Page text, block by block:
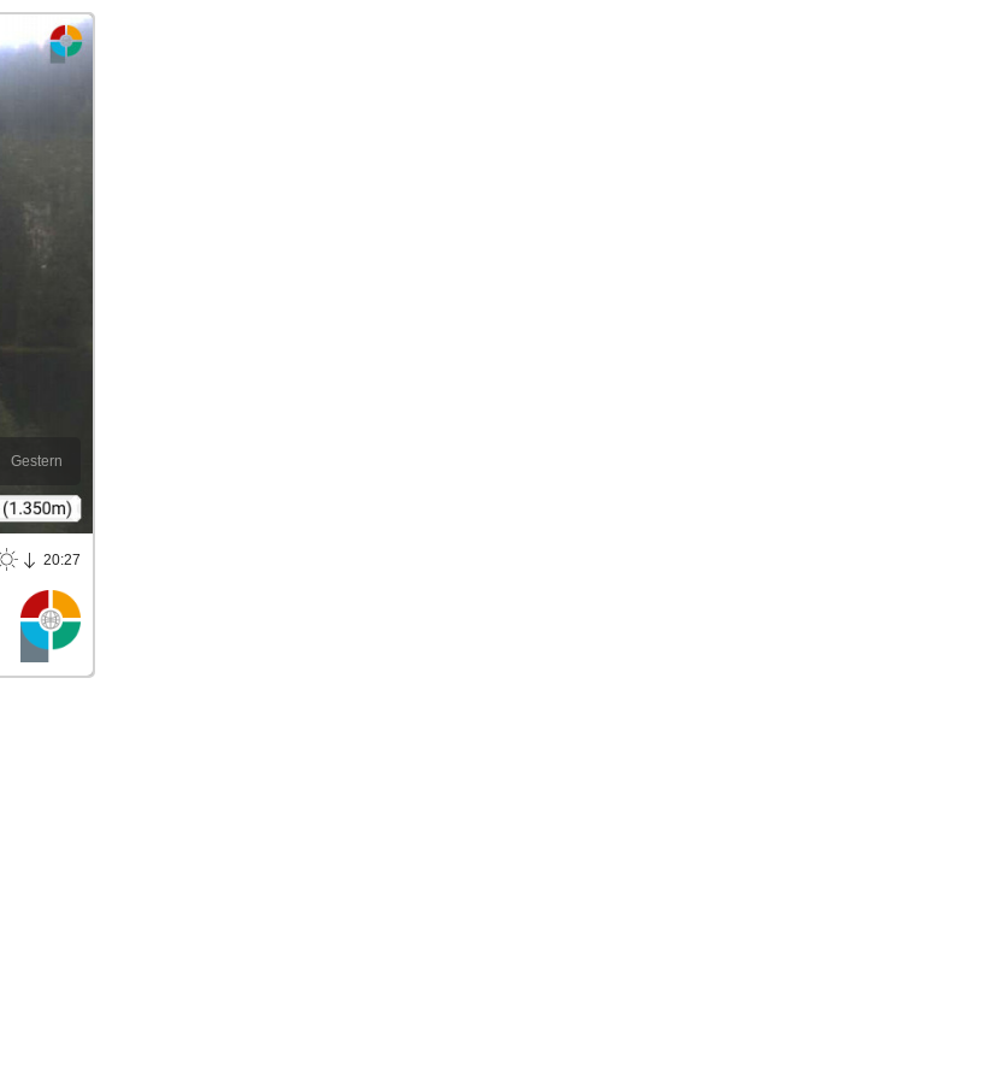
Gestern
20:27